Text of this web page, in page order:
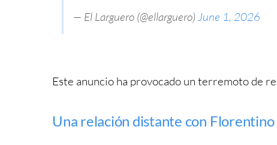
— El Larguero (@ellarguero) June 1, 2026
Este anuncio ha provocado un terremoto de
Una relación distante con